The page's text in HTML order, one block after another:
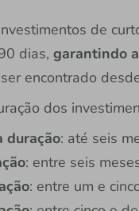
de
dias, garantindo
encontrado
dos
duração: até seis
: entre seis
: entre um e